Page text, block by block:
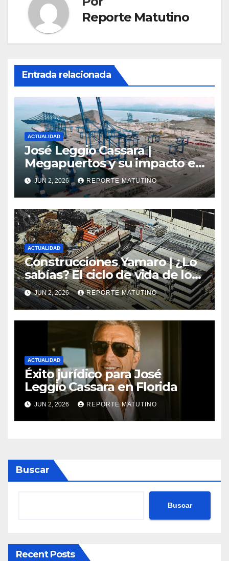
Reporte Matutino
Entrada relacionada
ACTUALIDAD
José Leggio Cassara |
Megapuertos y su impacto en
el turismo y el comercio
global
JUN 2, 2026 REPORTE MATUTINO
ACTUALIDAD
Construcciones Yamaro | ¿Lo
sabías? El ciclo de vida de los
materiales de construcción
revoluciona eficiencia en
proyectos modernos
JUN 2, 2026 REPORTE MATUTINO
ACTUALIDAD
Éxito jurídico para José
Leggio Cassara en Florida
JUN 2, 2026 REPORTE MATUTINO
Buscar
Buscar
Recent Posts